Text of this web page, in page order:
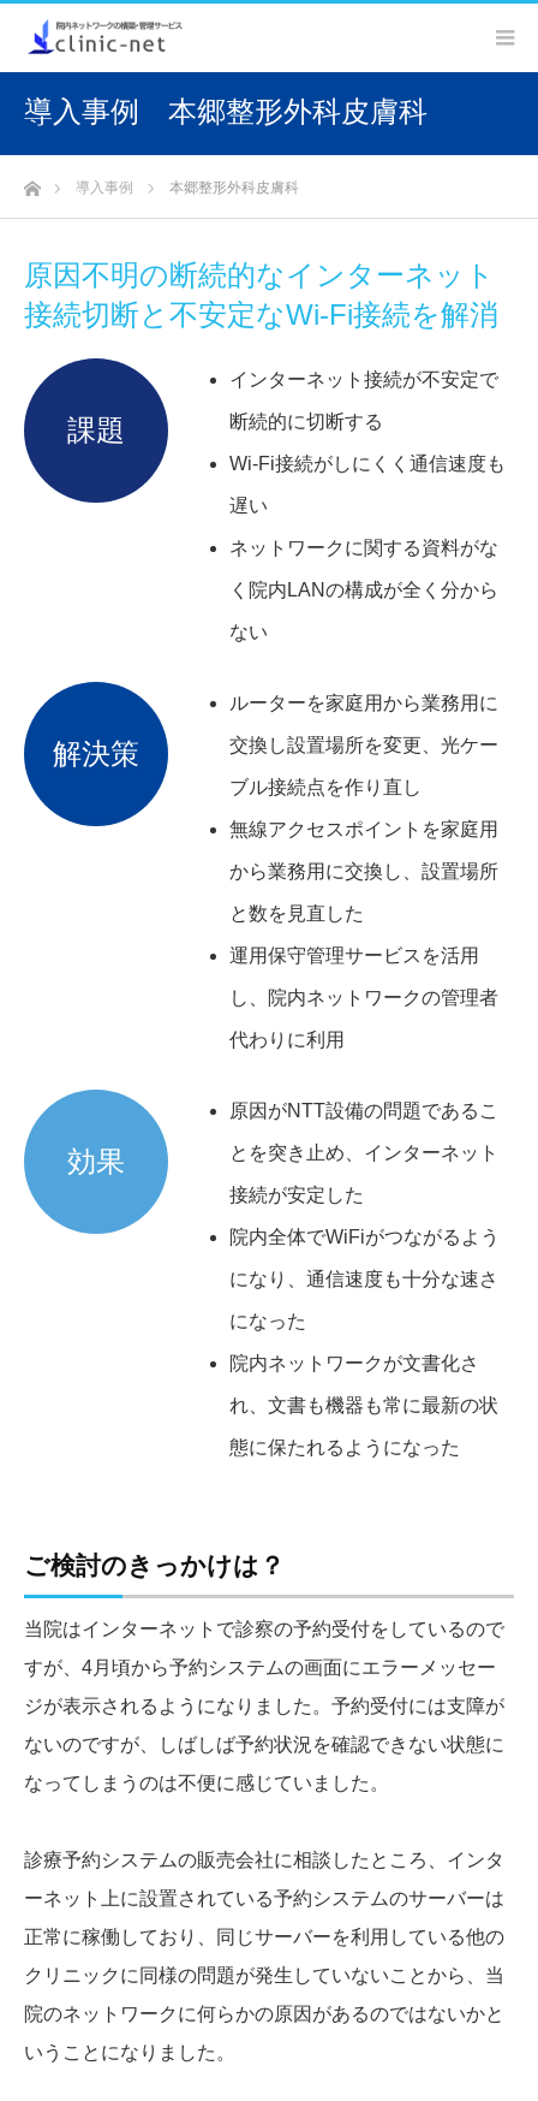
本郷整形外科皮膚科
ホーム導入事例 本郷整形外科皮膚科
原因不明の断続的なインターネット
接続切断と不安定なWi-Fi接続を解消
課題
インターネット接続が不安定で
断続的に切断する
Wi-Fi接続がしにくく通信速度も
遅い
ネットワークに関する資料がな
く院内LANの構成が全く分から
ない
解決策
ルーターを家庭用から業務用に
交換し設置場所を変更、光ケー
ブル接続点を作り直し
無線アクセスポイントを家庭用
から業務用に交換し、設置場所
と数を見直した
運用保守管理サービスを活用
し、院内ネットワークの管理者
代わりに利用
効果
原因がNTT設備の問題であるこ
とを突き止め、インターネット
接続が安定した
院内全体でWiFiがつながるよう
になり、通信速度も十分な速さ
になった
院内ネットワークが文書化さ
れ、文書も機器も常に最新の状
態に保たれるようになった
ご検討のきっかけは？
当院はインターネットで診察の予約受付をしているので
すが、4月頃から予約システムの画面にエラーメッセー
ジが表示されるようになりました。予約受付には支障が
ないのですが、しばしば予約状況を確認できない状態に
なってしまうのは不便に感じていました。
診療予約システムの販売会社に相談したところ、インタ
ーネット上に設置されている予約システムのサーバーは
正常に稼働しており、同じサーバーを利用している他の
クリニックに同様の問題が発生していないことから、当
院のネットワークに何らかの原因があるのではないかと
いうことになりました。